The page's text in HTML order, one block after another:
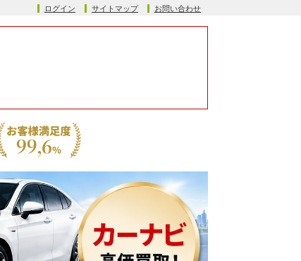
ログイン サイトマップ お問い合わせ